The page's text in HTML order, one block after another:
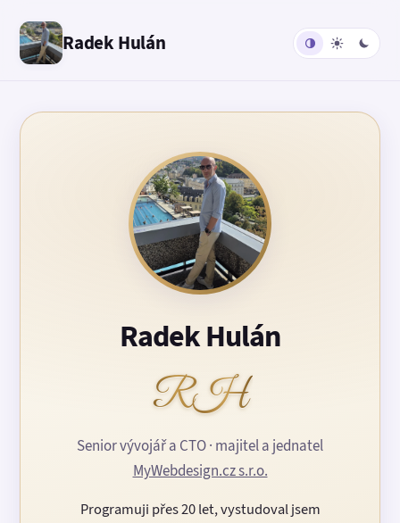
Radek Hulán
Radek Hulán
RH
Senior vývojář a CTO · majitel a jednatel
MyWebdesign.cz s.r.o.
Programuji přes 20 let, vystudoval jsem